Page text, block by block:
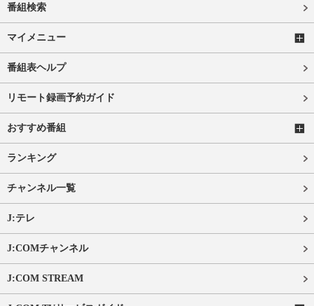
番組検索
マイメニュー
番組表ヘルプ
リモート録画予約ガイド
おすすめ番組
ランキング
チャンネル一覧
J:テレ
J:COMチャンネル
J:COM STREAM